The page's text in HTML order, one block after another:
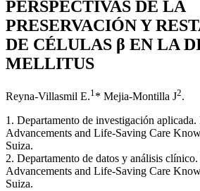
PERSPECTIVAS DE LA
PRESERVACIÓN Y
DE CÉLULAS β EN LA
MELLITUS
Reyna-Villasmil E.1 * Mejia-Montilla J2.
1. Departamento de investigación
Advancements and Life-Saving Care
Suiza.
2. Departamento de datos y análisis
Advancements and Life-Saving Care
Suiza.